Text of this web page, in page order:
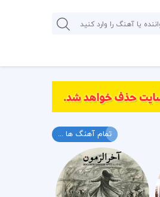
تمام آهنگ ها ...